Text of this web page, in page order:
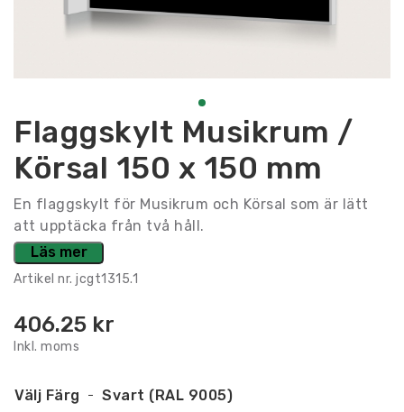
Flaggskylt Musikrum /
Körsal 150 x 150 mm
En flaggskylt för Musikrum och Körsal som är lätt
att upptäcka från två håll.
Läs mer
Artikel nr. jcgt1315.1
406.25 kr
Inkl. moms
Välj Färg Svart (RAL 9005)